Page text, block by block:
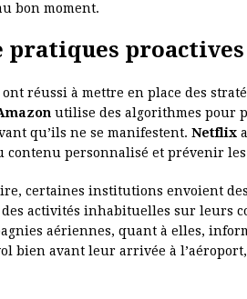
bon moment.
pratiques
réussi à mettre en place des
utilise des algorithmes pour
qu’ils ne se manifestent. Netflix
contenu personnalisé et prévenir les
certaines institutions envoient
activités inhabituelles sur leurs
aériennes, quant à elles,
bien avant leur arrivée à